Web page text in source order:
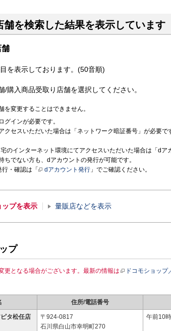
舗を検索した結果を表示しています
を表示しております。(50音順)
/購入商品受取り店舗を選択してください。
を変更することはできません。
グインが必要です。
クセスいただいた場合は「ネットワーク暗証番号」が必要
のインターネット環境にてアクセスいただいた場合は「d
ちでない方も、dアカウントの発行が可能です。
・確認は「
dアカウント発行 」でご確認ください。
ップを表示 量販店などを表示
プ
更となる場合がございます。最新の情報は ドコモショップ
住所/電話番号
タ松任店
〒924-0817
石川県白山市幸明町270
午前10